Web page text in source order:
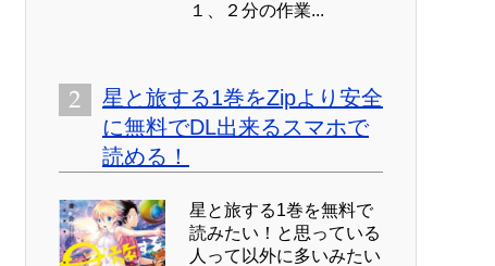
１、２分の作業...
星と旅する1巻をZipより安全
に無料でDL出来るスマホで
読める！
星と旅する1巻を無料で
読みたい！と思っている
人って以外に多いみたい